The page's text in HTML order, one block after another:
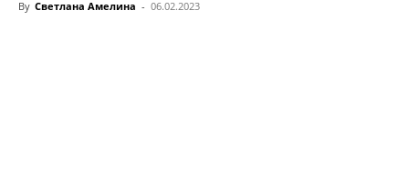
By Светлана Амелина - 06.02.2023